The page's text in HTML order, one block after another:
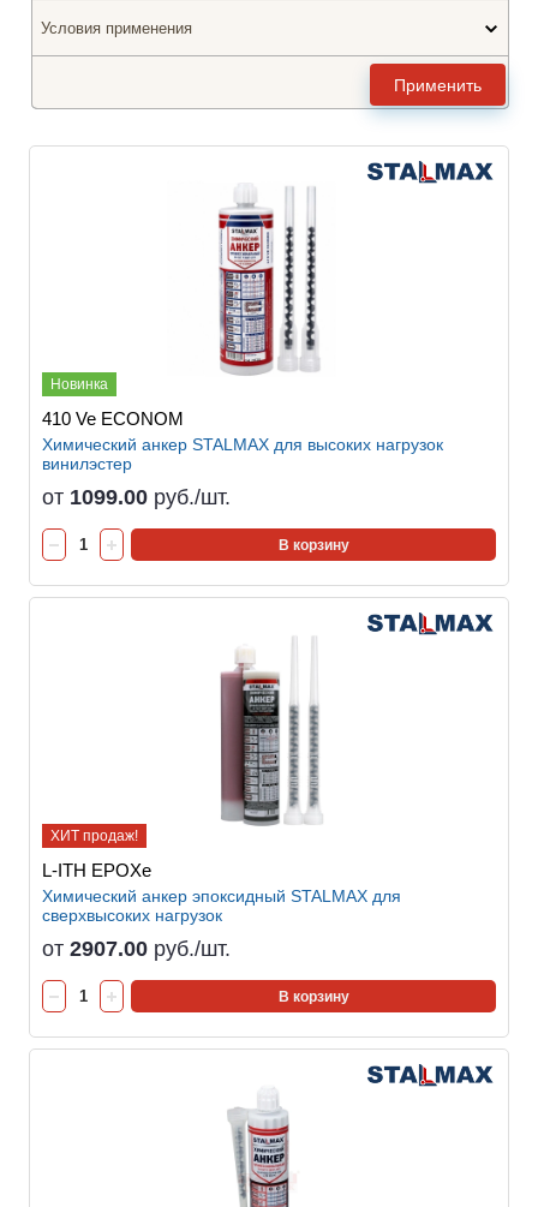
Применить
Условия применения
Новинка
410 Ve ECONOM
Химический анкер STALMAX для высоких нагрузок
винилэстер
от 1099.00 руб./шт.
В корзину
ХИТ продаж!
L-ITH EPOXe
Химический анкер эпоксидный STALMAX для
сверхвысоких нагрузок
от 2907.00 руб./шт.
В корзину